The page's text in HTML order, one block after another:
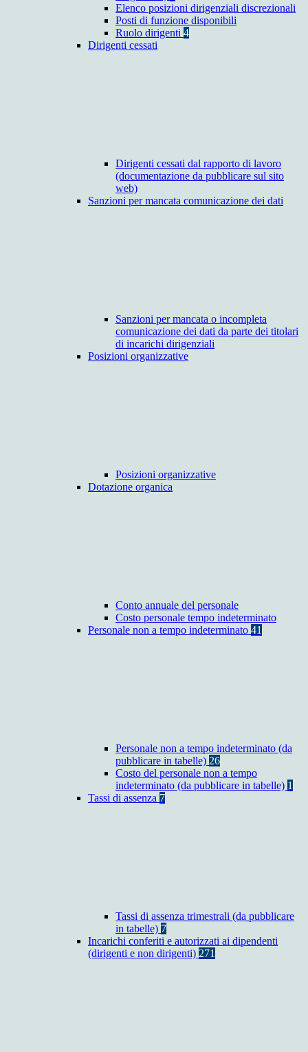
Elenco posizioni dirigenziali discrezionali
Posti di funzione disponibili
Ruolo dirigenti 4
Dirigenti cessati
Dirigenti cessati dal rapporto di lavoro
(documentazione da pubblicare sul sito
web)
Sanzioni per mancata comunicazione dei dati
Sanzioni per mancata o incompleta
comunicazione dei dati da parte dei titolari
di incarichi dirigenziali
Posizioni organizzative
Posizioni organizzative
Dotazione organica
Conto annuale del personale
Costo personale tempo indeterminato
Personale non a tempo indeterminato 41
Personale non a tempo indeterminato (da
pubblicare in tabelle) 26
Costo del personale non a tempo
indeterminato (da pubblicare in tabelle) 1
Tassi di assenza 7
Tassi di assenza trimestrali (da pubblicare
in tabelle) 7
Incarichi conferiti e autorizzati ai dipendenti
(dirigenti e non dirigenti) 271